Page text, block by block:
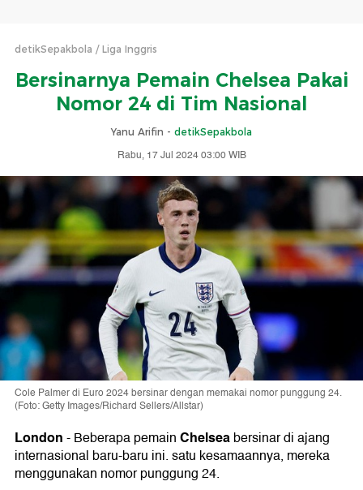
detikSepakbola Liga Inggris
Bersinarnya Pemain Chelsea Pakai
Nomor 24 di Tim Nasional
Yanu Arifin - detikSepakbola
Rabu, 17 Jul 2024 03:00 WIB
Cole Palmer di Euro 2024 bersinar dengan memakai nomor punggung 24.
(Foto: Getty Images/Richard Sellers/Allstar)
London-Beberapa pemainChelseabersinar di ajang
internasional baru-baru ini. satu kesamaannya, mereka
menggunakan nomor punggung 24.